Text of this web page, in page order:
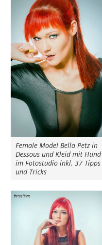
Female Model Bella Petz in
Dessous und Kleid mit Hund
im Fotostudio inkl. 37 Tipps
und Tricks